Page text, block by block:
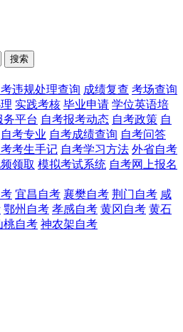
搜索
违规处理查询 成绩复查 考场查询
实践考核 毕业申请 学位英语培
务平台 自考报考动态 自考政策 自
自考专业 自考成绩查询 自考问答
考生手记 自考学习方法 外省自考
领取 模拟考试系统 自考网上报名
宜昌自考 襄樊自考 荆门自考 咸
鄂州自考 孝感自考 黄冈自考 黄石
桃自考 神农架自考